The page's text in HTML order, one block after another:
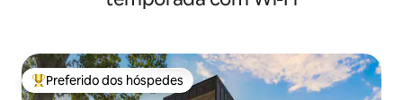
Entre os melhores preferidos dos hóspedes
Preferido dos hóspedes